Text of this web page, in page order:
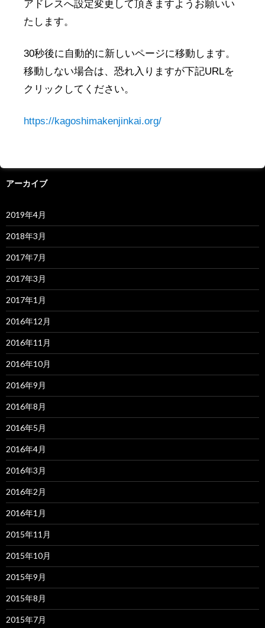
アドレスへ設定変更して頂きますようお願いい
たします。
30秒後に自動的に新しいページに移動します。
移動しない場合は、恐れ入りますが下記URLを
クリックしてください。
https://kagoshimakenjinkai.org/
薬丸野太刀自顕流
1月～4月鹿児島物産展等情報
アーカイブ
2019年4月
2018年3月
2017年7月
2017年3月
2017年1月
2016年12月
2016年11月
2016年10月
2016年9月
2016年8月
2016年5月
2016年4月
2016年3月
2016年2月
2016年1月
2015年11月
2015年10月
2015年9月
2015年8月
2015年7月